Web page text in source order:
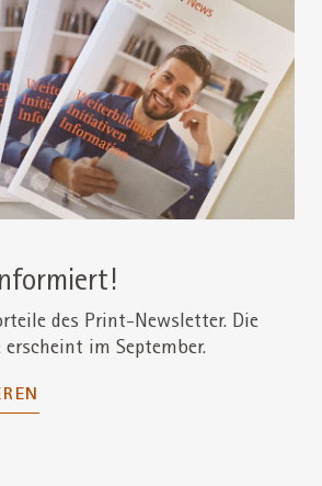
des Print-Newsletter. Die
erscheint im September.